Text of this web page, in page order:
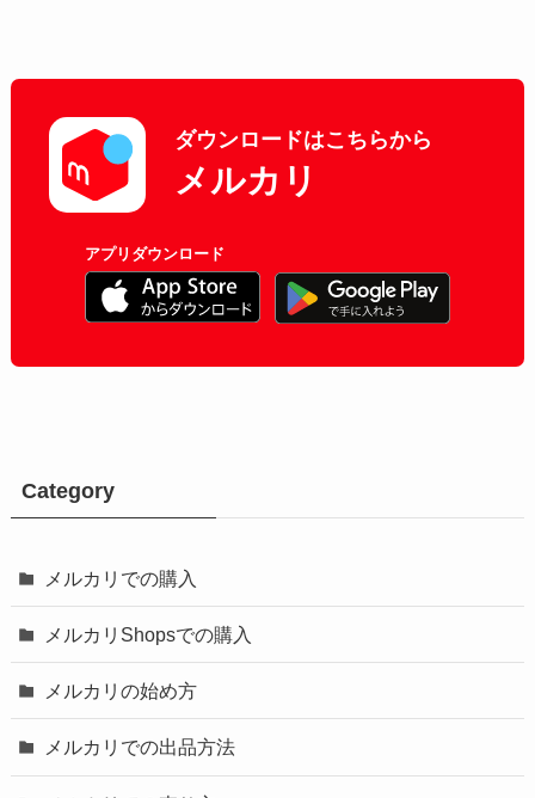
ダウンロードはこちらから
メルカリ
アプリダウンロード
Category
メルカリでの購入
メルカリShopsでの購入
メルカリの始め方
メルカリでの出品方法